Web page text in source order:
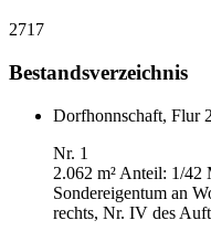
2717
Bestandsverzeichnis
Dorfhonnschaft, Flur
Nr. 1
2.062 m² Anteil: 1/42
Sondereigentum an
rechts, Nr. IV des